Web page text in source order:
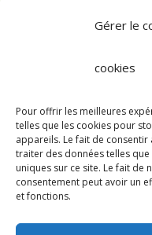
Gérer le
cookies
Pour offrir les meilleures
telles que les cookies pour
appareils. Le fait de
traiter des données telles
uniques sur ce site. Le fait de
consentement peut avoir un
et fonctions.
Afficher une carte